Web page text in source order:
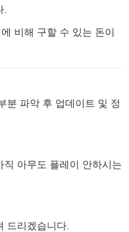
비해 구할 수 있는 돈이
분 파악 후 업데이트 및 정
아무도 플레이 안하시는
드리겠습니다.